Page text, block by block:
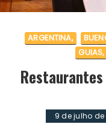
9 de julho de
ARGENTINA
GUIAS